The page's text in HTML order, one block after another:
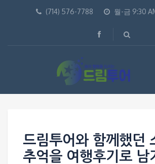
(714) 576-7788 월-금 9:30
드림투어와 함께했던
추억을 여행후기로 남